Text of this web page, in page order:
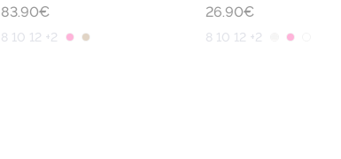
83.90€
8 10 12 +2
26.90€
8 10 12 +2